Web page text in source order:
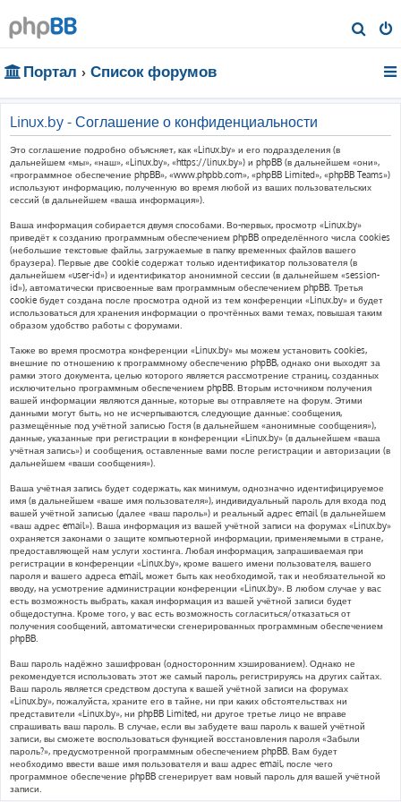
о
Портал Список форумов
Linux.by - Соглашение о конфиденциальности
Это соглашение подробно объясняет, как «Linux.by» и его подразделения (в
дальнейшем «мы», «наш», «Linux.by», «https://linux.by») и phpBB (в дальнейшем «они»,
«программное обеспечение phpBB», «www.phpbb.com», «phpBB Limited», «phpBB Teams»)
используют информацию, полученную во время любой из ваших пользовательских
сессий (в дальнейшем «ваша информация»).
Ваша информация собирается двумя способами. Во-первых, просмотр «Linux.by»
приведёт к созданию программным обеспечением phpBB определённого числа cookies
(небольшие текстовые файлы, загружаемые в папку временных файлов вашего
браузера). Первые две cookie содержат только идентификатор пользователя (в
дальнейшем «user-id») и идентификатор анонимной сессии (в дальнейшем «session-
id»), автоматически присвоенные вам программным обеспечением phpBB. Третья
cookie будет создана после просмотра одной из тем конференции «Linux.by» и будет
использоваться для хранения информации о прочтённых вами темах, повышая таким
образом удобство работы с форумами.
Также во время просмотра конференции «Linux.by» мы можем установить cookies,
внешние по отношению к программному обеспечению phpBB, однако они выходят за
рамки этого документа, целью которого является рассмотрение страниц, созданных
исключительно программным обеспечением phpBB. Вторым источником получения
вашей информации являются данные, которые вы отправляете на форум. Этими
данными могут быть, но не исчерпываются, следующие данные: сообщения,
размещённые под учётной записью Гостя (в дальнейшем «анонимные сообщения»),
данные, указанные при регистрации в конференции «Linux.by» (в дальнейшем «ваша
учётная запись») и сообщения, оставленные вами после регистрации и авторизации (в
дальнейшем «ваши сообщения»).
Ваша учётная запись будет содержать, как минимум, однозначно идентифицируемое
имя (в дальнейшем «ваше имя пользователя»), индивидуальный пароль для входа под
вашей учётной записью (далее «ваш пароль») и реальный адрес email (в дальнейшем
«ваш адрес email»). Ваша информация из вашей учётной записи на форумах «Linux.by»
охраняется законами о защите компьютерной информации, применяемыми в стране,
предоставляющей нам услуги хостинга. Любая информация, запрашиваемая при
регистрации в конференции «Linux.by», кроме вашего имени пользователя, вашего
пароля и вашего адреса email, может быть как необходимой, так и необязательной ко
вводу, на усмотрение администрации конференции «Linux.by». В любом случае у вас
есть возможность выбрать, какая информация из вашей учётной записи будет
общедоступна. Кроме того, у вас есть возможность согласиться/отказаться от
получения сообщений, автоматически сгенерированных программным обеспечением
phpBB.
Ваш пароль надёжно зашифрован (односторонним хэшированием). Однако не
рекомендуется использовать этот же самый пароль, регистрируясь на других сайтах.
Ваш пароль является средством доступа к вашей учётной записи на форумах
«Linux.by», пожалуйста, храните его в тайне, ни при каких обстоятельствах ни
представители «Linux.by», ни phpBB Limited, ни другое третье лицо не вправе
спрашивать ваш пароль. В случае, если вы забудете ваш пароль к вашей учётной
записи, вы сможете воспользоваться функцией восстановления пароля «Забыли
пароль?», предусмотренной программным обеспечением phpBB. Вам будет
необходимо ввести ваше имя пользователя и ваш адрес email, после чего
программное обеспечение phpBB сгенерирует вам новый пароль для вашей учётной
записи.